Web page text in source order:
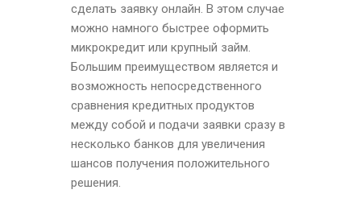
сделать заявку онлайн. В этом случае
можно намного быстрее оформить
микрокредит или крупный займ.
Большим преимуществом является и
возможность непосредственного
сравнения кредитных продуктов
между собой и подачи заявки сразу в
несколько банков для увеличения
шансов получения положительного
решения.